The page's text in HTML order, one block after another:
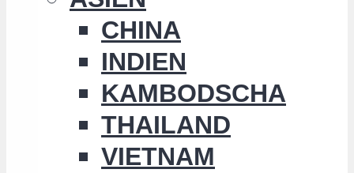
CHINA
INDIEN
KAMBODSCHA
THAILAND
VIETNAM